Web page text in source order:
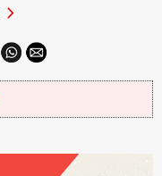
chevron_right